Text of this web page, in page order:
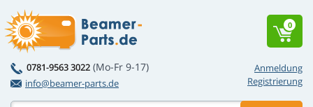
Anmeldung
Registrierung
0781-9563 3022 (Mo-Fr 9-17)
info@beamer-parts.de
0